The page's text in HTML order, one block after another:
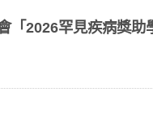
「2026罕見疾病獎助